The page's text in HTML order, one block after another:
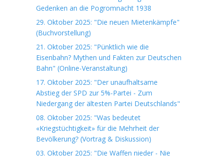
Gedenken an die Pogromnacht 1938
29. Oktober 2025: "Die neuen Mietenkämpfe"
(Buchvorstellung)
21. Oktober 2025: "Pünktlich wie die
Eisenbahn? Mythen und Fakten zur Deutschen
Bahn" (Online-Veranstaltung)
17. Oktober 2025: "Der unaufhaltsame
Abstieg der SPD zur 5%-Partei - Zum
Niedergang der ältesten Partei Deutschlands"
08. Oktober 2025: "Was bedeutet
«Kriegstüchtigkeit» für die Mehrheit der
Bevölkerung? (Vortrag & Diskussion)
03. Oktober 2025: "Die Waffen nieder - Nie